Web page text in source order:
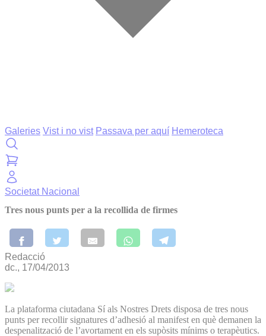
Galeries Vist i no vist Passava per aquí Hemeroteca
Societat Nacional
Tres nous punts per a la recollida de firmes
Redacció
dc., 17/04/2013
La plataforma ciutadana Sí als Nostres Drets disposa de tres nous
punts per recollir signatures d’adhesió al manifest en què demanen la
despenalització de l’avortament en els supòsits mínims o terapèutics.